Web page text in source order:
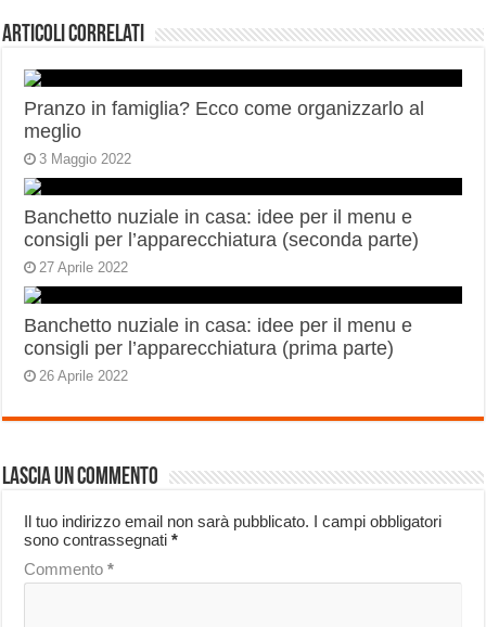
Articoli correlati
Pranzo in famiglia? Ecco come organizzarlo al
meglio
3 Maggio 2022
Banchetto nuziale in casa: idee per il menu e
consigli per l’apparecchiatura (seconda parte)
27 Aprile 2022
Banchetto nuziale in casa: idee per il menu e
consigli per l’apparecchiatura (prima parte)
26 Aprile 2022
Lascia un commento
Il tuo indirizzo email non sarà pubblicato. I campi obbligatori
sono contrassegnati*
Commento*